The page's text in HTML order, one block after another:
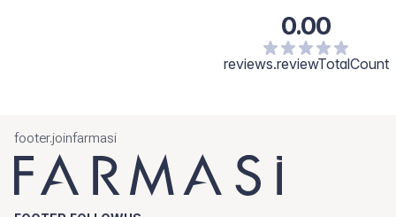
0.00
reviews.reviewTotalCount
footer.joinfarmasi